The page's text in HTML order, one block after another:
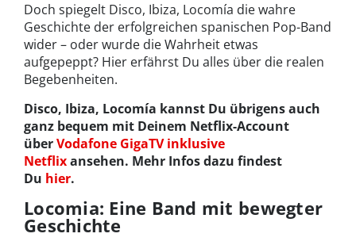
Doch spiegelt Disco, Ibiza, Locomía die wahre
Geschichte der erfolgreichen spanischen Pop-Band
wider – oder wurde die Wahrheit etwas
aufgepeppt? Hier erfährst Du alles über die realen
Begebenheiten.
Disco, Ibiza, Locomía kannst Du übrigens auch
ganz bequem mit Deinem Netflix-Account
überVodafone GigaTV inklusive
Netflixansehen. Mehr Infos dazu findest
Du hier.
Locomia: Eine Band mit bewegter
Geschichte